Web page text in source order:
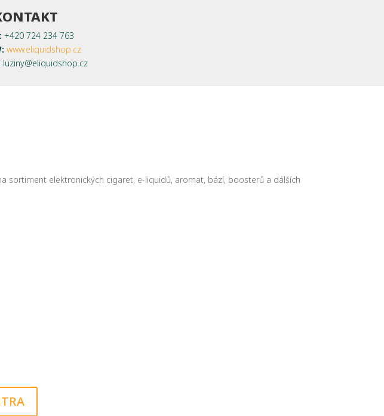
+420724 234 763
www.eliquidshop.cz
luziny@eliquidshop.cz
sortiment elektronických cigaret, e-liquidů, aromat, bází, boosterů a dálších